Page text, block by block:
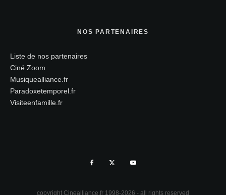
NOS PARTENAIRES
Liste de nos partenaires
Ciné Zoom
Musiquealliance.fr
Paradoxetemporel.fr
Visiteenfamille.fr
copyright Cinealliance.fr 1998-2026 - all rights reserved